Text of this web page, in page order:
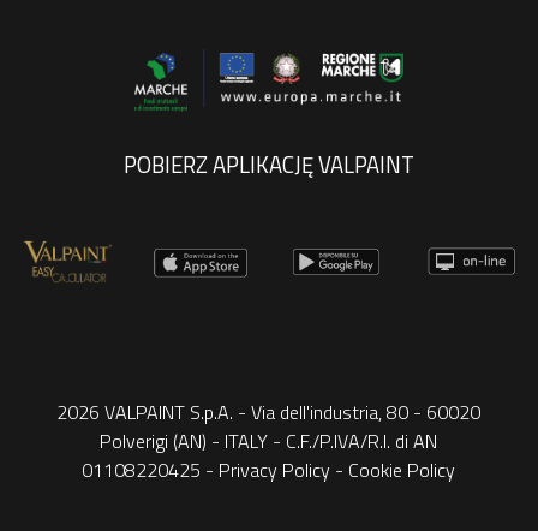
POBIERZ APLIKACJĘ VALPAINT
2026 VALPAINT S.p.A. - Via dell'industria, 80 - 60020
Polverigi (AN) - ITALY - C.F./P.IVA/R.I. di AN
01108220425 - Privacy Policy - Cookie Policy